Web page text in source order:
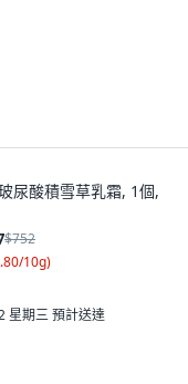
尿酸積雪草乳霜, 1個,
$752
10g)
星期三預計送達